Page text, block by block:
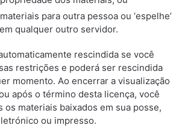
para outra pessoa ou ‘espelhe’
qualquer outro servidor.
rescindida se você
restrições e poderá ser rescindida
momento. Ao encerrar a visualização
após o término desta licença, você
os materiais baixados em sua posse,
ou impresso.